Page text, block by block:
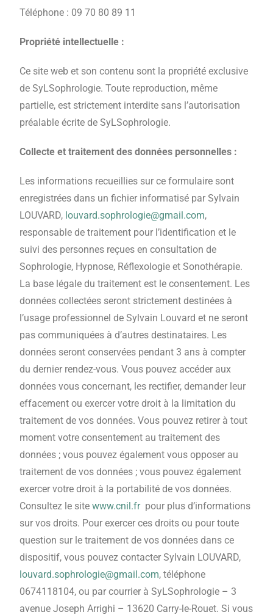
Téléphone : 09 70 80 89 11
Propriété intellectuelle :
Ce site web et son contenu sont la propriété exclusive
de SyLSophrologie. Toute reproduction, même
partielle, est strictement interdite sans l’autorisation
préalable écrite de SyLSophrologie.
Collecte et traitement des données personnelles :
Les informations recueillies sur ce formulaire sont
enregistrées dans un fichier informatisé par Sylvain
LOUVARD, louvard.sophrologie@gmail.com,
responsable de traitement pour l’identification et le
suivi des personnes reçues en consultation de
Sophrologie, Hypnose, Réflexologie et Sonothérapie.
La base légale du traitement est le consentement. Les
données collectées seront strictement destinées à
l’usage professionnel de Sylvain Louvard et ne seront
pas communiquées à d’autres destinataires. Les
données seront conservées pendant 3 ans à compter
du dernier rendez-vous. Vous pouvez accéder aux
données vous concernant, les rectifier, demander leur
effacement ou exercer votre droit à la limitation du
traitement de vos données. Vous pouvez retirer à tout
moment votre consentement au traitement des
données ; vous pouvez également vous opposer au
traitement de vos données ; vous pouvez également
exercer votre droit à la portabilité de vos données.
Consultez le sitewww.cnil.fr pour plus d’informations
sur vos droits. Pour exercer ces droits ou pour toute
question sur le traitement de vos données dans ce
dispositif, vous pouvez contacter Sylvain LOUVARD,
louvard.sophrologie@gmail.com, téléphone
0674118104, ou par courrier à SyLSophrologie – 3
avenue Joseph Arrighi – 13620 Carry-le-Rouet. Si vous